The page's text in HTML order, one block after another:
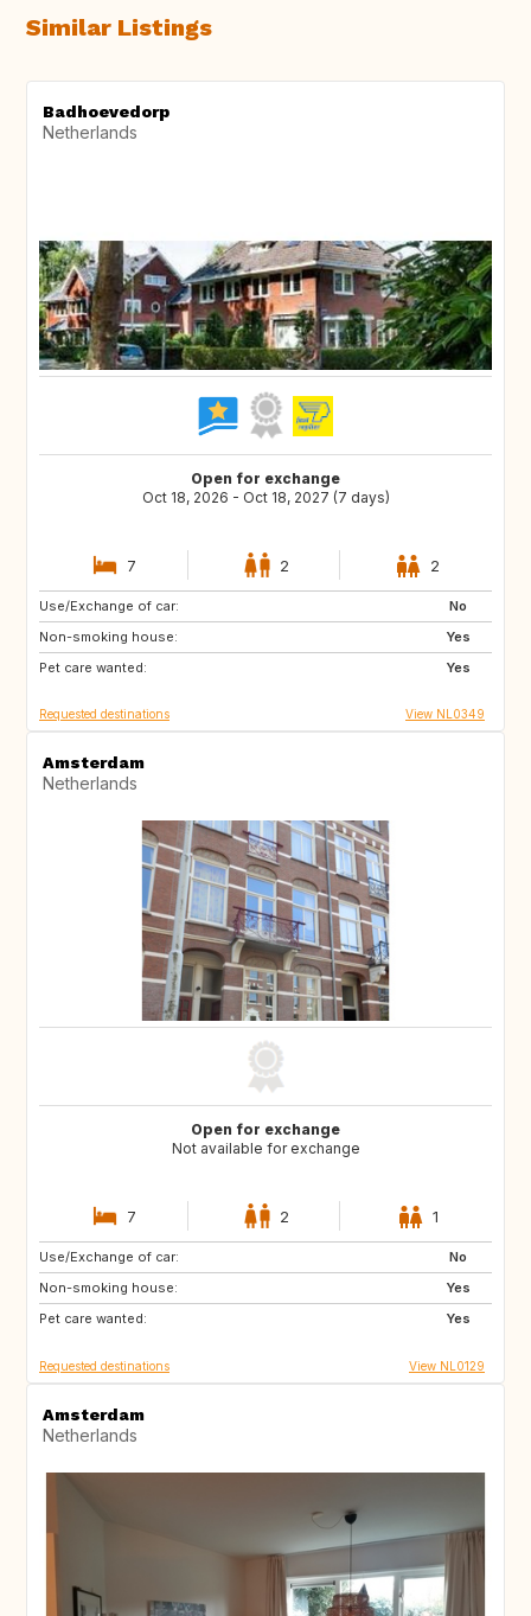
Similar Listings
Badhoevedorp
Netherlands
Open for exchange
Oct 18, 2026 - Oct 18, 2027 (7 days)
7 2 2
Use/Exchange of car:
No
Non-smoking house:
Yes
Pet care wanted:
Yes
FR
BE
Requested destinations View NL0349
Amsterdam
Netherlands
Open for exchange
Not available for exchange
7 2 1
Use/Exchange of car:
No
Non-smoking house:
Yes
Pet care wanted:
Yes
PT
ES
DE
Requested destinations View NL0129
Amsterdam
Netherlands